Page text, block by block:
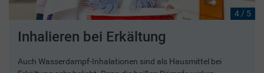
4 / 5
Inhalieren bei Erkältung
Auch Wasserdampf-Inhalationen sind als Hausmittel bei